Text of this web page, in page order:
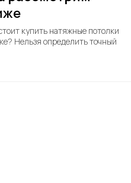
купить натяжные потолки
Нельзя определить точный